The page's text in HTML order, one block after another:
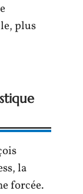
plus
la
forcée.